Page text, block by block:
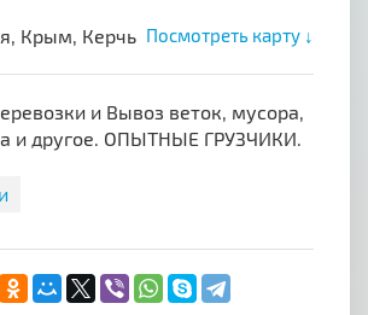
Крым, Керчь Посмотреть карту ↓
и Вы­воз ве­ток, му­со­ра,
и другое. ОПЫТ­НЫЕ ГРУЗ­ЧИ­КИ.